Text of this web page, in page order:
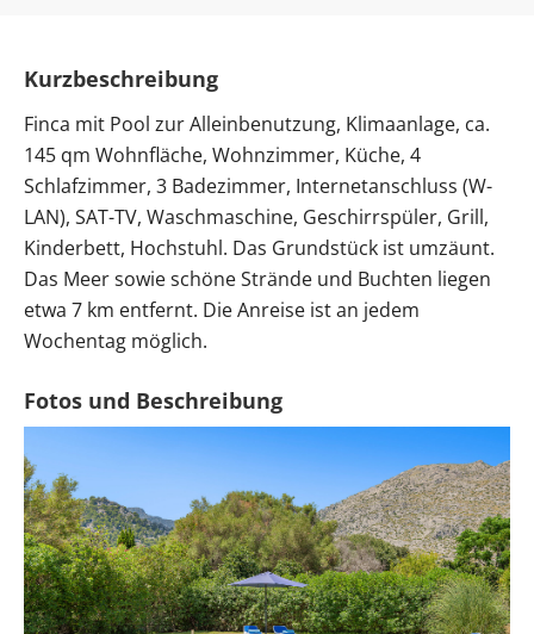
Kurzbeschreibung
Finca mit Pool zur Alleinbenutzung, Klimaanlage, ca.
145 qm Wohnfläche, Wohnzimmer, Küche, 4
Schlafzimmer, 3 Badezimmer, Internetanschluss (W-
LAN), SAT-TV, Waschmaschine, Geschirrspüler, Grill,
Kinderbett, Hochstuhl. Das Grundstück ist umzäunt.
Das Meer sowie schöne Strände und Buchten liegen
etwa 7 km entfernt. Die Anreise ist an jedem
Wochentag möglich.